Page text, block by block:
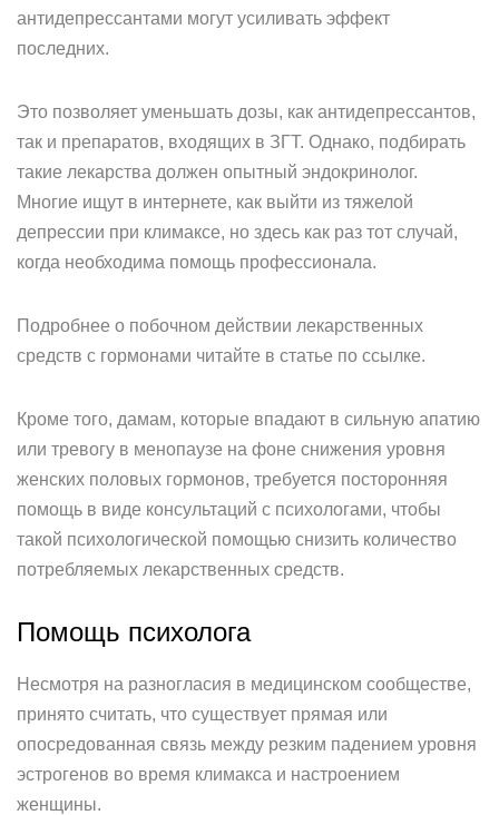
антидепрессантами могут усиливать эффект
последних.
Это позволяет уменьшать дозы, как антидепрессантов,
так и препаратов, входящих в ЗГТ. Однако, подбирать
такие лекарства должен опытный эндокринолог.
Многие ищут в интернете, как выйти из тяжелой
депрессии при климаксе, но здесь как раз тот случай,
когда необходима помощь профессионала.
Подробнее о побочном действии лекарственных
средств с гормонами читайте в статье по ссылке.
Кроме того, дамам, которые впадают в сильную апатию
или тревогу в менопаузе на фоне снижения уровня
женских половых гормонов, требуется посторонняя
помощь в виде консультаций с психологами, чтобы
такой психологической помощью снизить количество
потребляемых лекарственных средств.
Помощь психолога
Несмотря на разногласия в медицинском сообществе,
принято считать, что существует прямая или
опосредованная связь между резким падением уровня
эстрогенов во время климакса и настроением
женщины.